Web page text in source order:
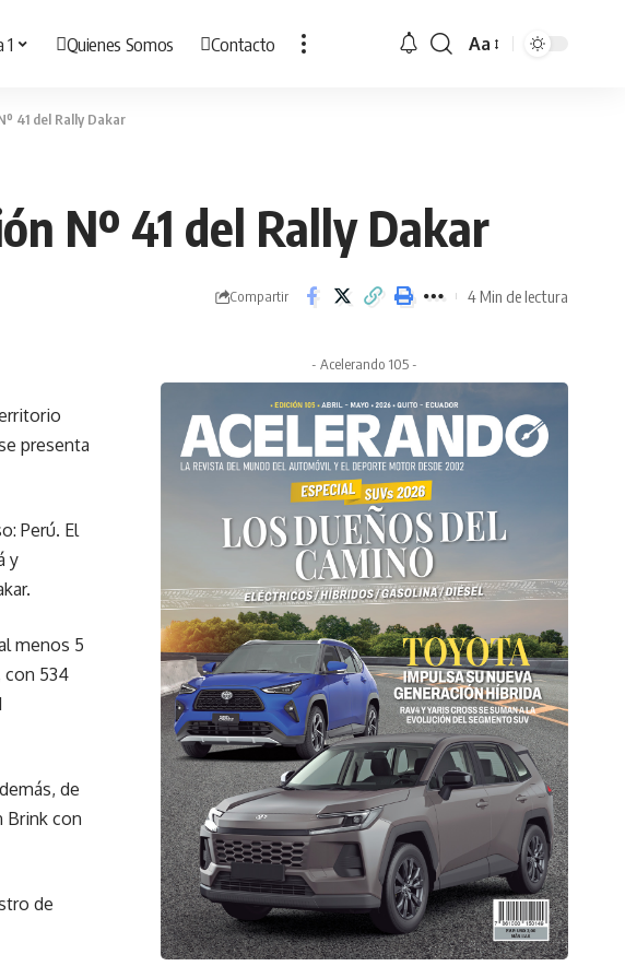
1 Quienes Somos Contacto
Cambiar
Aa
41 del Rally Dakar
Nº 41 del Rally Dakar
Compartir 4 Min de lectura
presenta
Perú. El
y
menos 5
con 534
de
Brink con
de
- Acelerando 105 -